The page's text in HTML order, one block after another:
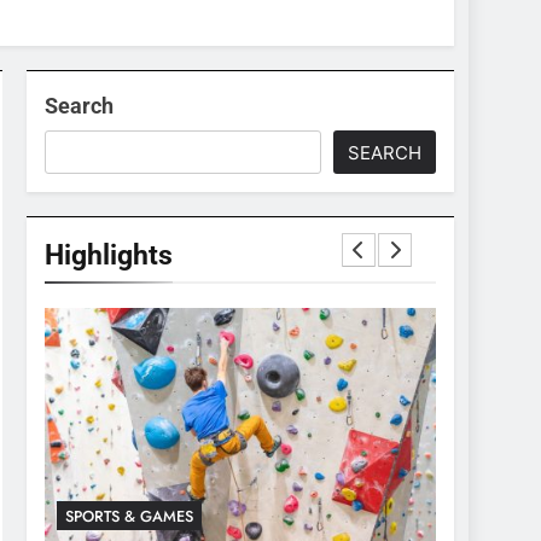
Search
SEARCH
Highlights
SPORTS & GAMES